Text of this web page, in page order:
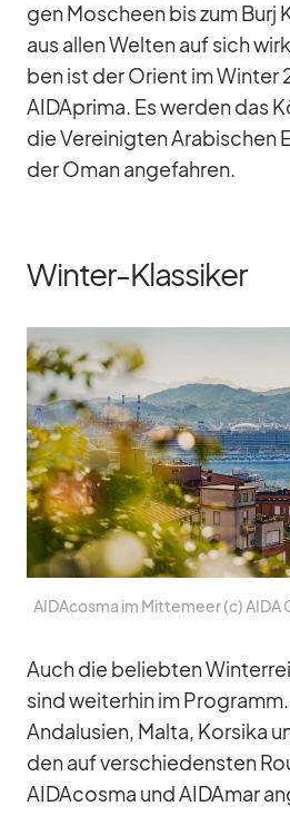
gen Mo­scheen bis zum Burj
aus al­len Wel­ten auf sich
ben ist der Ori­ent im
AID­A­prima. Es wer­den das
die Ver­ei­nig­ten Ara­bi­schen
der Oman an­ge­fah­ren.
Winter-Klassiker
AI­DA­c­osma im Mit­te­meer (c) AIDA
Auch die be­lieb­ten
sind wei­ter­hin im
An­da­lu­sien, Malta, Kor­sika
den auf ver­schie­dens­ten
AI­DA­c­osma und AI­DA­mar